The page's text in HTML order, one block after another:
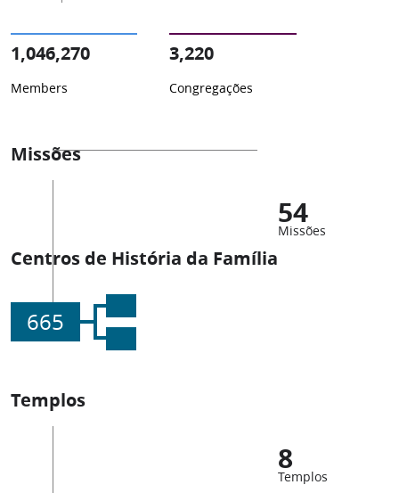
1,046,270
Members
3,220
Congregações
Missões
54
Missões
Centros de História da Família
665
Templos
8
Templos